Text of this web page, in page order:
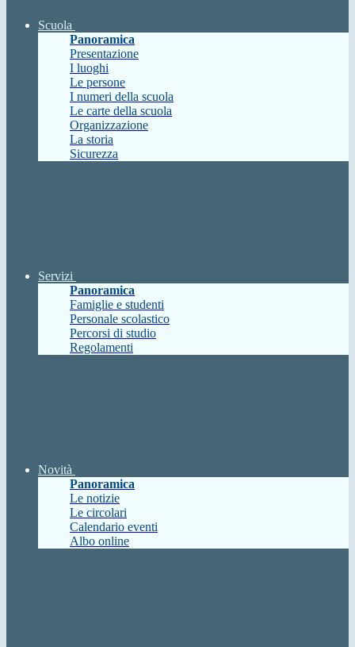
Scuola
Panoramica
Presentazione
I luoghi
Le persone
I numeri della scuola
Le carte della scuola
Organizzazione
La storia
Sicurezza
Servizi
Panoramica
Famiglie e studenti
Personale scolastico
Percorsi di studio
Regolamenti
Novità
Panoramica
Le notizie
Le circolari
Calendario eventi
Albo online